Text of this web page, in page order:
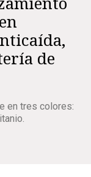
de
en tres colores: